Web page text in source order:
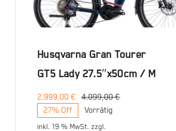
Husqvarna Gran Tourer
GT5 Lady 27.5″x50cm / M
4.099,00€
Ursprünglicher
2.999,00 €
Aktueller
27% Off Vorrätig
inkl. 19 % MwSt. zzgl.